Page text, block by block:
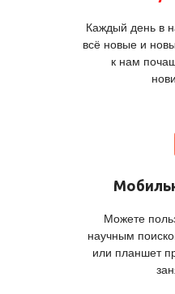
Каждый день в
всё новые и
к нам
Можете
научным
или планшет